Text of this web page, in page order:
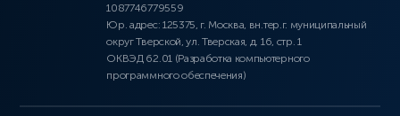
1087746779559
Юр. адрес: 125375, г. Москва, вн.тер.г. муниципальный
округ Тверской, ул. Тверская, д. 16, стр. 1
ОКВЭД 62.01 (Разработка компьютерного
программного обеспечения)